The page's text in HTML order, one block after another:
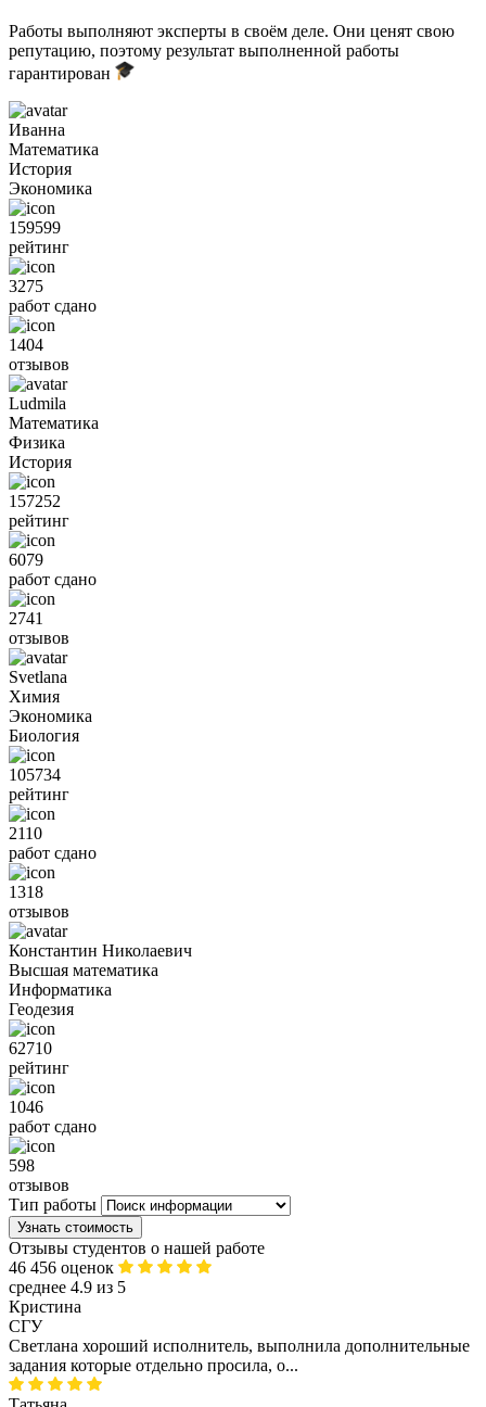
Работы выполняют эксперты в своём деле. Они ценят свою
репутацию, поэтому результат выполненной работы
гарантирован
Иванна
Математика
История
Экономика
159599
рейтинг
3275
работ сдано
1404
отзывов
Ludmila
Математика
Физика
История
157252
рейтинг
6079
работ сдано
2741
отзывов
Svetlana
Химия
Экономика
Биология
105734
рейтинг
2110
работ сдано
1318
отзывов
Константин Николаевич
Высшая математика
Информатика
Геодезия
62710
рейтинг
1046
работ сдано
598
отзывов
Тип работы
Узнать стоимость
Отзывы студентов о нашей работе
46 456 оценок
среднее 4.9 из 5
Кристина
СГУ
Светлана хороший исполнитель, выполнила дополнительные
задания которые отдельно просила, о...